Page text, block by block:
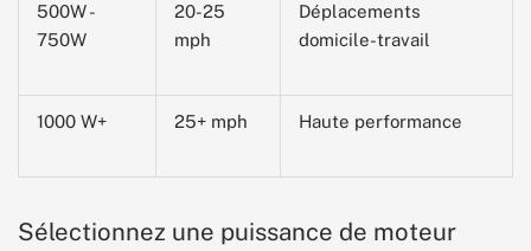
500W -
750W
20-25
mph
Déplacements
domicile-travail
1000 W+ 25+ mph Haute performance
Sélectionnez une puissance de moteur